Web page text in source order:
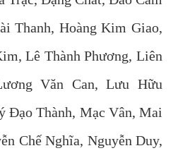
Thanh, Hoàng Kim Giao,
Lê Thành Phương, Liên
Văn Can, Lưu Hữu
Đạo Thành, Mạc Vân, Mai
Chế Nghĩa, Nguyễn Duy,